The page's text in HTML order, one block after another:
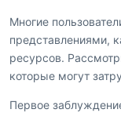
Многие
представлениями,
ресурсов.
которые могут
Первое